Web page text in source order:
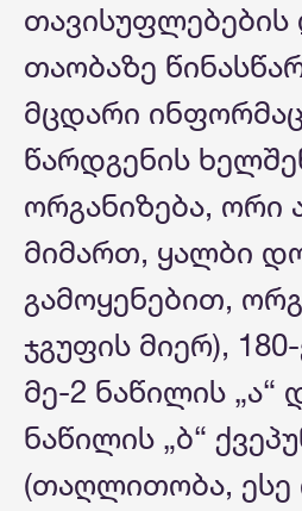
თავისუფლებების
თაობაზე
მცდარი
წარდგენის
ორგანიზება, ორი
მიმართ, ყალბი
გამოყენებით,
ჯგუფის მიერ),
მე-2 ნაწილის „ა“
ნაწილის „ბ“
(თაღლითობა, ესე